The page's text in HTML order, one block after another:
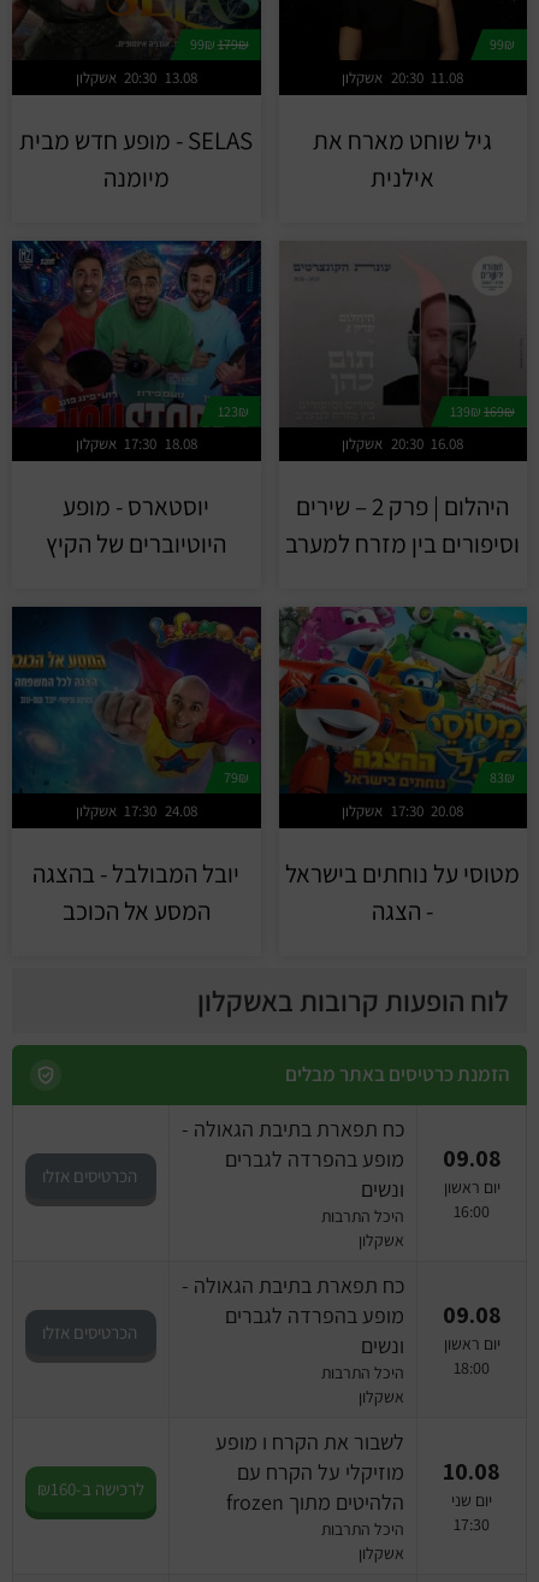
99₪
אשקלון 20:30 11.08
גיל שוחט מארח את
אילנית
179₪
99₪
אשקלון 20:30 13.08
SELAS - מופע חדש מבית
מיומנה
169₪
אשקלון 20:30 16.08
היהלום | פרק 2 – שירים
וסיפורים בין מזרח למערב
123₪
אשקלון 17:30 18.08
יוסטארס - מופע
היוטיוברים של הקיץ
83₪
אשקלון 17:30 20.08
מטוסי על נוחתים בישראל
- הצגה
79₪
אשקלון 17:30 24.08
יובל המבולבל - בהצגה
המסע אל הכוכב
לוח הופעות קרובות באשקלון
הזמנת כרטיסים באתר מבלים
09.08
יום ראשון
16:00
כח תפארת בתיבת הגאולה -
מופע בהפרדה לגברים
ונשים
היכל התרבות
אשקלון
הכרטיסים אזלו
09.08
יום ראשון
18:00
כח תפארת בתיבת הגאולה -
מופע בהפרדה לגברים
ונשים
היכל התרבות
אשקלון
הכרטיסים אזלו
10.08
יום שני
17:30
לשבור את הקרח ו מופע
מוזיקלי על הקרח עם
הלהיטים מתוך frozen
היכל התרבות
אשקלון
לרכישה ב-₪160